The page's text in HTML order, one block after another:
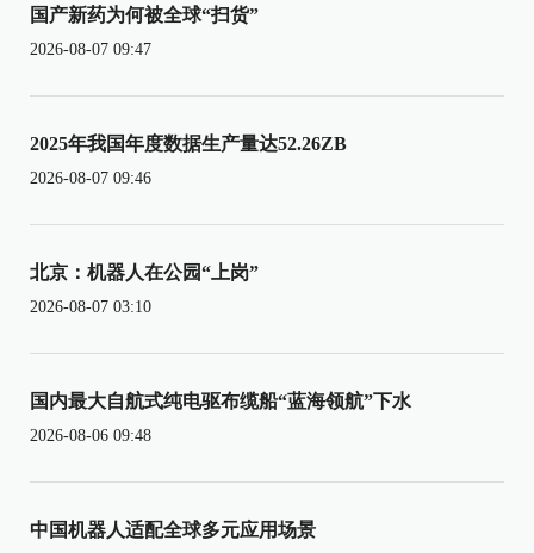
国产新药为何被全球“扫货”
2026-08-07 09:47
2025年我国年度数据生产量达52.26ZB
2026-08-07 09:46
北京：机器人在公园“上岗”
2026-08-07 03:10
国内最大自航式纯电驱布缆船“蓝海领航”下水
2026-08-06 09:48
中国机器人适配全球多元应用场景